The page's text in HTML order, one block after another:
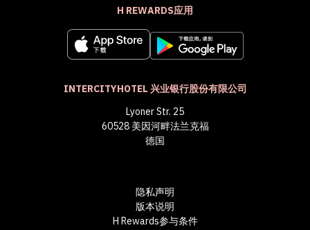
H REWARDS应用
INTERCITYHOTEL 兴业银行股份有限公司
Lyoner Str. 25
60528 美因河畔法兰克福
德国
隐私声明
版本说明
H Rewards参与条件